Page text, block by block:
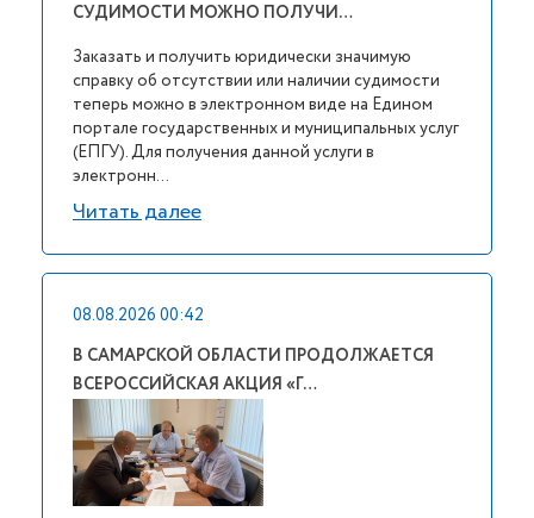
СУДИМОСТИ МОЖНО ПОЛУЧИ…
Заказать и получить юридически значимую
справку об отсутствии или наличии судимости
теперь можно в электронном виде на Едином
портале государственных и муниципальных услуг
(ЕПГУ). Для получения данной услуги в
электронн...
Читать далее
08.08.2026 00:42
В САМАРСКОЙ ОБЛАСТИ ПРОДОЛЖАЕТСЯ
ВСЕРОССИЙСКАЯ АКЦИЯ «Г…